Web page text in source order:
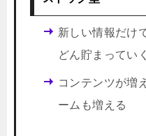
新しい情報だけ
どん貯まっていく
コンテンツが増
ームも増える